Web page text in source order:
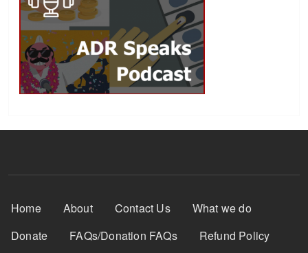
Footer Menu
Home About Contact Us
What we do
Donate
FAQs/Donation FAQs Refund Policy